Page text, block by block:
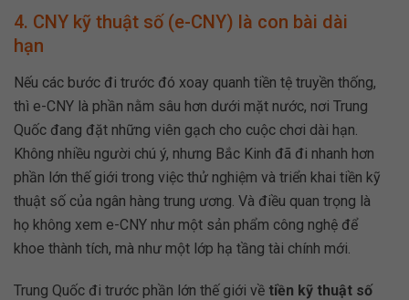
4. CNY kỹ thuật số (e-CNY) là con bài dài
hạn
Nếu các bước đi trước đó xoay quanh tiền tệ truyền thống,
thì e-CNY là phần nằm sâu hơn dưới mặt nước, nơi Trung
Quốc đang đặt những viên gạch cho cuộc chơi dài hạn.
Không nhiều người chú ý, nhưng Bắc Kinh đã đi nhanh hơn
phần lớn thế giới trong việc thử nghiệm và triển khai tiền kỹ
thuật số của ngân hàng trung ương. Và điều quan trọng là
họ không xem e-CNY như một sản phẩm công nghệ để
khoe thành tích, mà như một lớp hạ tầng tài chính mới.
Trung Quốc đi trước phần lớn thế giới về tiền kỹ thuật số